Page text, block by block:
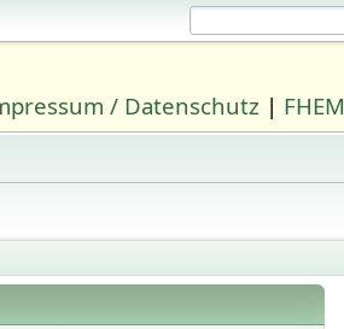
/ Datenschutz | FHEM